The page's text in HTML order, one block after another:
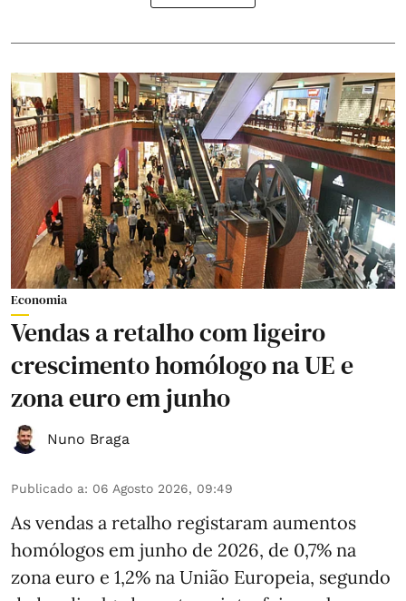
Economia
Vendas a retalho com ligeiro
crescimento homólogo na UE e
zona euro em junho
Nuno Braga
Publicado a: 06 Agosto 2026, 09:49
As vendas a retalho registaram aumentos
homólogos em junho de 2026, de 0,7% na
zona euro e 1,2% na União Europeia, segundo